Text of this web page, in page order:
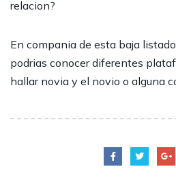
relacion?
En compania de esta baja
podrias conocer diferentes
hallar novia y el novio o alguna